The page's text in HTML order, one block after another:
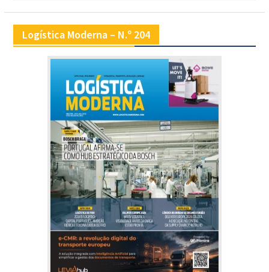
Logística Moderna – N.º 204